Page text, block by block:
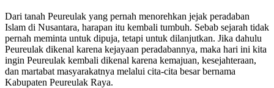
‎Dari tanah Peureulak yang pernah menorehkan jejak peradaban
Islam di Nusantara, harapan itu kembali tumbuh. Sebab sejarah tidak
pernah meminta untuk dipuja, tetapi untuk dilanjutkan. Jika dahulu
Peureulak dikenal karena kejayaan peradabannya, maka hari ini kita
ingin Peureulak kembali dikenal karena kemajuan, kesejahteraan,
dan martabat masyarakatnya melalui cita-cita besar bernama
Kabupaten Peureulak Raya.